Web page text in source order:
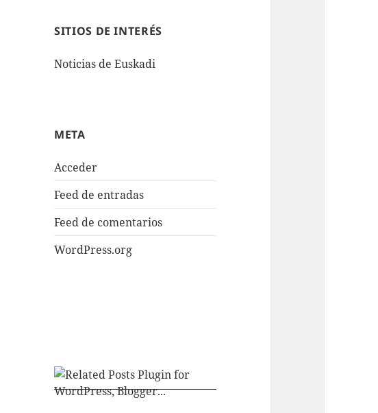
SITIOS DE INTERÉS
Noticias de Euskadi
META
Acceder
Feed de entradas
Feed de comentarios
WordPress.org